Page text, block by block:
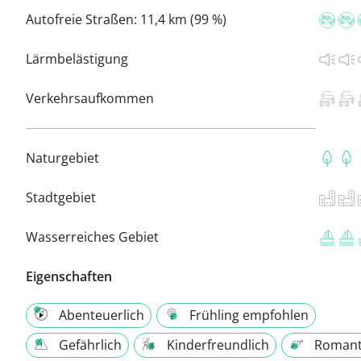
Autofreie Straßen: 11,4 km (99 %)
Lärmbelästigung
Verkehrsaufkommen
Naturgebiet
Stadtgebiet
Wasserreiches Gebiet
Eigenschaften
Abenteuerlich
Frühling empfohlen
Gefährlich
Kinderfreundlich